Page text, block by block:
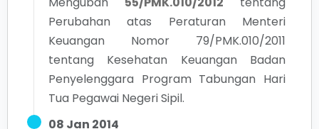
Perubahan atas Peraturan Menteri
Keuangan Nomor 79/PMK.010/2011
tentang Kesehatan Keuangan Badan
Penyelenggara Program Tabungan Hari
Tua Pegawai Negeri Sipil.
08 Jan 2014